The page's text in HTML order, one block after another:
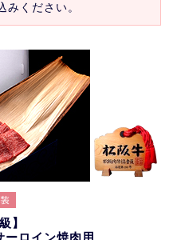
ください。
】